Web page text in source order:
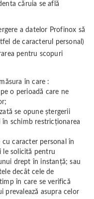
căruia se află
a datelor Profinox să
de caracterul personal)
pentru scopuri
în care :
o perioadă care ne
se opune ștergerii
schimb restricționarea
caracter personal în
le solicită pentru
drept în instanță; sau
decât cele de
în care se verifică
prevalează asupra celor